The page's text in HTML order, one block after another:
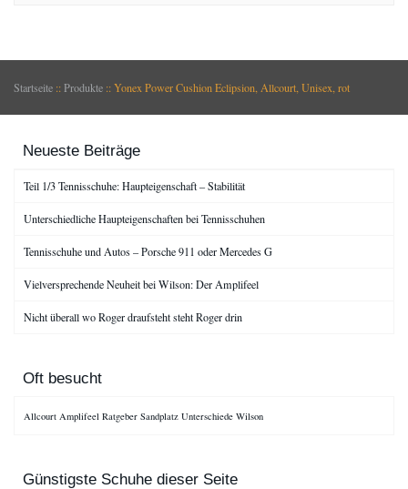
Startseite ::Produkte ::Yonex Power Cushion Eclipsion, Allcourt, Unisex, rot
Neueste Beiträge
Teil 1/3 Tennisschuhe: Haupteigenschaft – Stabilität
Unterschiedliche Haupteigenschaften bei Tennisschuhen
Tennisschuhe und Autos – Porsche 911 oder Mercedes G
Vielversprechende Neuheit bei Wilson: Der Amplifeel
Nicht überall wo Roger draufsteht steht Roger drin
Oft besucht
Allcourt Amplifeel Ratgeber Sandplatz Unterschiede Wilson
Günstigste Schuhe dieser Seite